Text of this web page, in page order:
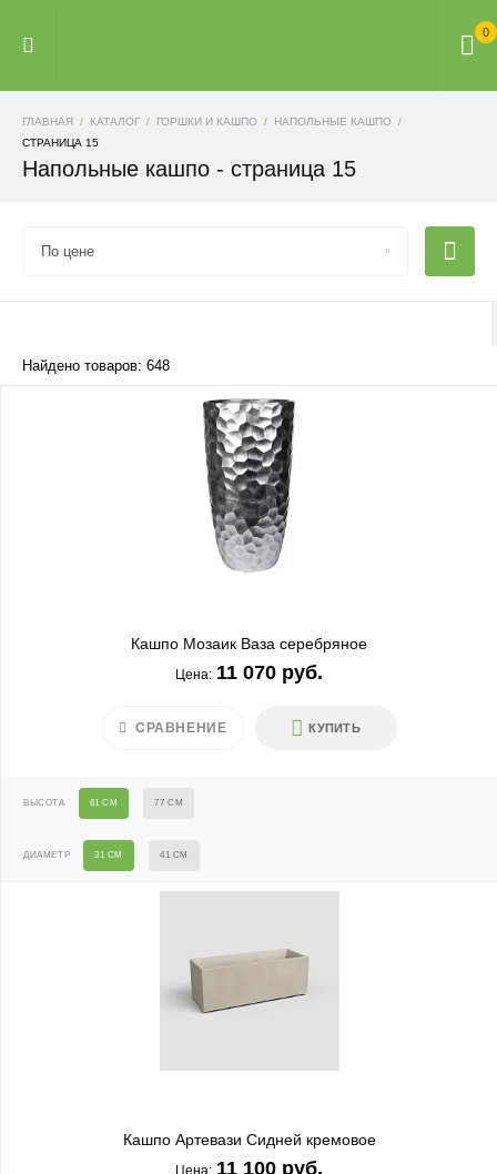
0
ГЛАВНАЯ КАТАЛОГ ГОРШКИ И КАШПО
НАПОЛЬНЫЕ КАШПО
СТРАНИЦА 15
Напольные кашпо - страница 15
По цене
Найдено товаров: 648
Кашпо Мозаик Ваза серебряное
Цена: 11 070 руб.
КУПИТЬ
СРАВНЕНИЕ
ВЫСОТА 61 СМ 77 СМ
ДИАМЕТР 31 СМ 41 СМ
Кашпо Артевази Сидней кремовое
Цена: 11 100 руб.